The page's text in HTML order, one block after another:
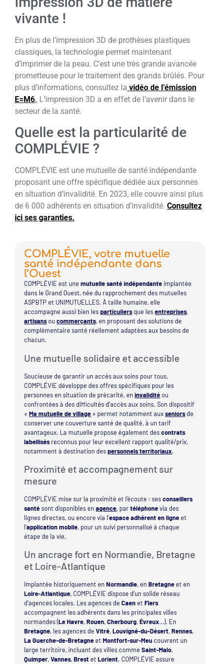
vivante !
En plus de l’impression 3D de prothèses plastiques
classiques, la technologie permet maintenant
d’imprimer de la peau. C’est une très grande avancée
prometteuse pour le traitement des grands brûlés. Pour
plus d’informations, consultez la vidéo de l’émission
E=M6. L’impression 3D a en effet de l’avenir dans le
secteur de la santé.
Quelle est la particularité de
COMPLÉVIE ?
COMPLÉVIE est une mutuelle de santé indépendante
proposant une offre spécifique dédiée aux personnes
en situation d’invalidité. En 2023, elle couvre ainsi plus
de 6 000 adhérents en situation d’invalidité. Consultez
ici ses garanties.
COMPLÉVIE, votre mutuelle
santé indépendante dans
l’Ouest
COMPLÉVIE est unemutuelle santé indépendante implantée
dans le Grand Ouest, née du rapprochement des mutuelles
ASPBTP et UNIMUTUELLES. À taille humaine, elle
accompagne aussi bien lesparticuliersque lesentreprises,
artisansoucommerçants, en proposant des solutions de
complémentaire santé réellement adaptées aux besoins de
chacun.
Une mutuelle solidaire et accessible
Soucieuse de garantir un accès aux soins pour tous,
COMPLÉVIE développe des offres spécifiques pour les
personnes en situation de précarité, eninvaliditéou
confrontées à des difficultés d’accès aux soins. Son dispositif
«Ma mutuelle de village » permet notamment auxseniorsde
conserver une couverture santé de qualité, à un tarif
avantageux. La mutuelle propose également descontrats
labellisés reconnus pour leur excellent rapport qualité/prix,
notamment à destination despersonnels territoriaux.
Proximité et accompagnement sur
mesure
COMPLÉVIE mise sur la proximité et l’écoute : sesconseillers
santésont disponibles enagence, partéléphonevia des
lignes directes, ou encore via l’espace adhérent en ligneet
l’application mobile, pour un suivi personnalisé à chaque
étape de la vie.
Un ancrage fort en Normandie, Bretagne
et Loire-Atlantique
Implantée historiquement enNormandie, enBretagneet en
Loire-Atlantique, COMPLÉVIE dispose d’un solide réseau
d’agences locales. Les agences deCaenetFlers
accompagnent les adhérents dans les principales villes
normandes (Le Havre,Rouen,Cherbourg,Évreux…). En
Bretagne, les agences deVitré,Louvigné-du-Désert,Rennes,
La Guerche-de-BretagneetMontfort-sur-Meucouvrent un
large territoire, incluant des villes commeSaint-Malo,
Quimper,Vannes,BrestetLorient. COMPLÉVIE assure